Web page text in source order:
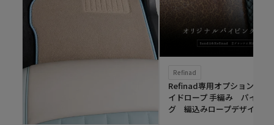
Refinad
Refinad専用オプション ブ
イドロープ 手編み パイピン
グ 編込みロープデザイン